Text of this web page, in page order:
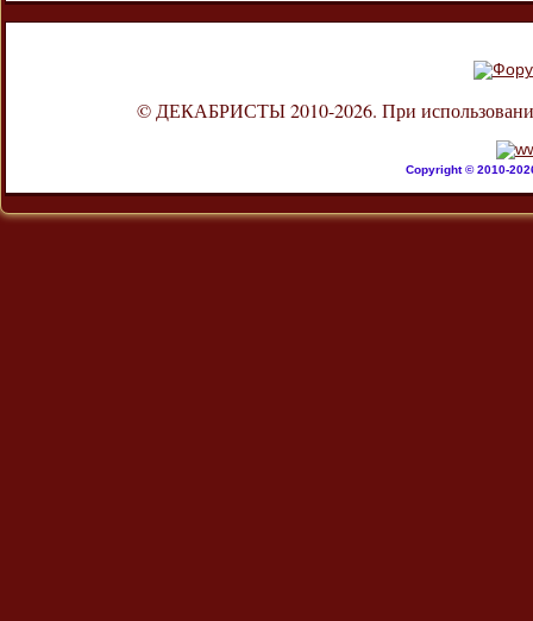
© ДЕКАБРИСТЫ 2010-2026. При использовании
Copyright © 2010-